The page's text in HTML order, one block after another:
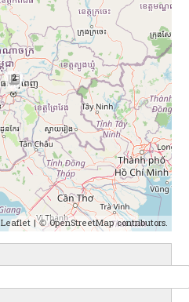
2
Leaflet| ©OpenStreetMapcontributors.